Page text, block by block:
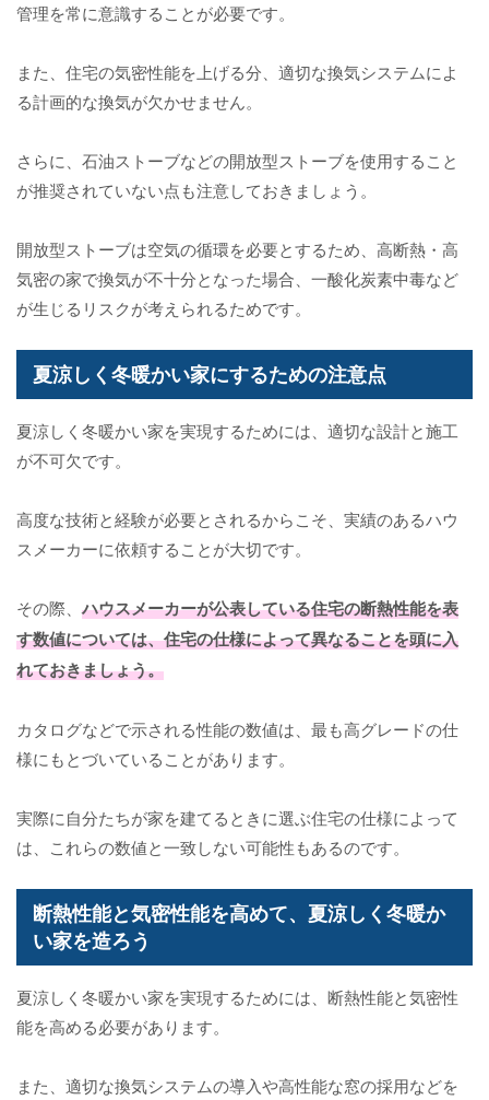
管理を常に意識することが必要です。
また、住宅の気密性能を上げる分、適切な換気システムによ
る計画的な換気が欠かせません。
さらに、石油ストーブなどの開放型ストーブを使用すること
が推奨されていない点も注意しておきましょう。
開放型ストーブは空気の循環を必要とするため、高断熱・高
気密の家で換気が不十分となった場合、一酸化炭素中毒など
が生じるリスクが考えられるためです。
夏涼しく冬暖かい家にするための注意点
夏涼しく冬暖かい家を実現するためには、適切な設計と施工
が不可欠です。
高度な技術と経験が必要とされるからこそ、実績のあるハウ
スメーカーに依頼することが大切です。
その際、ハウスメーカーが公表している住宅の断熱性能を表
す数値については、住宅の仕様によって異なることを頭に入
れておきましょう。
カタログなどで示される性能の数値は、最も高グレードの仕
様にもとづいていることがあります。
実際に自分たちが家を建てるときに選ぶ住宅の仕様によって
は、これらの数値と一致しない可能性もあるのです。
断熱性能と気密性能を高めて、夏涼しく冬暖か
い家を造ろう
夏涼しく冬暖かい家を実現するためには、断熱性能と気密性
能を高める必要があります。
また、適切な換気システムの導入や高性能な窓の採用などを